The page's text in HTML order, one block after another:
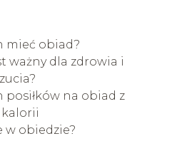
mieć obiad?
ważny dla zdrowia i
posiłków na obiad z
kalorii
w obiedzie?